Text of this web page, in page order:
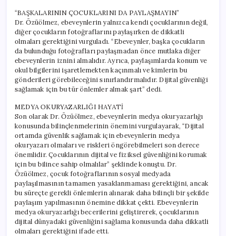
“BAŞKALARININ ÇOCUKLARINI DA PAYLAŞMAYIN”
Dr. Özüölmez, ebeveynlerin yalnızca kendi çocuklarının değil,
diğer çocukların fotoğraflarını paylaşırken de dikkatli
olmaları gerektiğini vurguladı. “Ebeveynler, başka çocukların
da bulunduğu fotoğrafları paylaşmadan önce mutlaka diğer
ebeveynlerin iznini almalıdır. Ayrıca, paylaşımlarda konum ve
okul bilgilerini işaretlemekten kaçınmalı ve kimlerin bu
gönderileri görebileceğini sınırlandırmalıdır. Dijital güvenliği
sağlamak için bu tür önlemler almak şart” dedi.
MEDYA OKURYAZARLIĞI HAYATİ
Son olarak Dr. Özüölmez, ebeveynlerin medya okuryazarlığı
konusunda bilinçlenmelerinin önemini vurgulayarak, “Dijital
ortamda güvenlik sağlamak için ebeveynlerin medya
okuryazarı olmaları ve riskleri öngörebilmeleri son derece
önemlidir. Çocuklarının dijital ve fiziksel güvenliğini korumak
için bu bilince sahip olmalılar” şeklinde konuştu. Dr.
Özüölmez, çocuk fotoğraflarının sosyal medyada
paylaşılmasının tamamen yasaklanmaması gerektiğini, ancak
bu süreçte gerekli önlemlerin alınarak daha bilinçli bir şekilde
paylaşım yapılmasının önemine dikkat çekti. Ebeveynlerin
medya okuryazarlığı becerilerini geliştirerek, çocuklarının
dijital dünyadaki güvenliğini sağlama konusunda daha dikkatli
olmaları gerektiğini ifade etti.